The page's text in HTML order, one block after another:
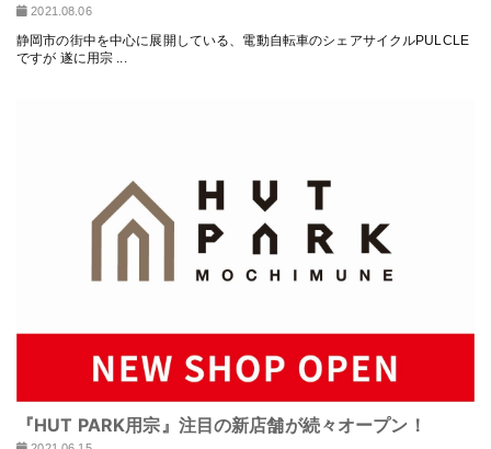
2021.08.06
静岡市の街中を中心に展開している、電動自転車のシェアサイクルPULCLE
ですが 遂に用宗 ...
『HUT PARK用宗』注目の新店舗が続々オープン！